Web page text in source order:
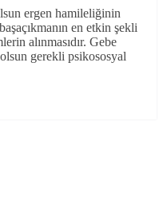
ergen hamileliğinin
en etkin şekli
alınmasıdır. Gebe
gerekli psikososyal